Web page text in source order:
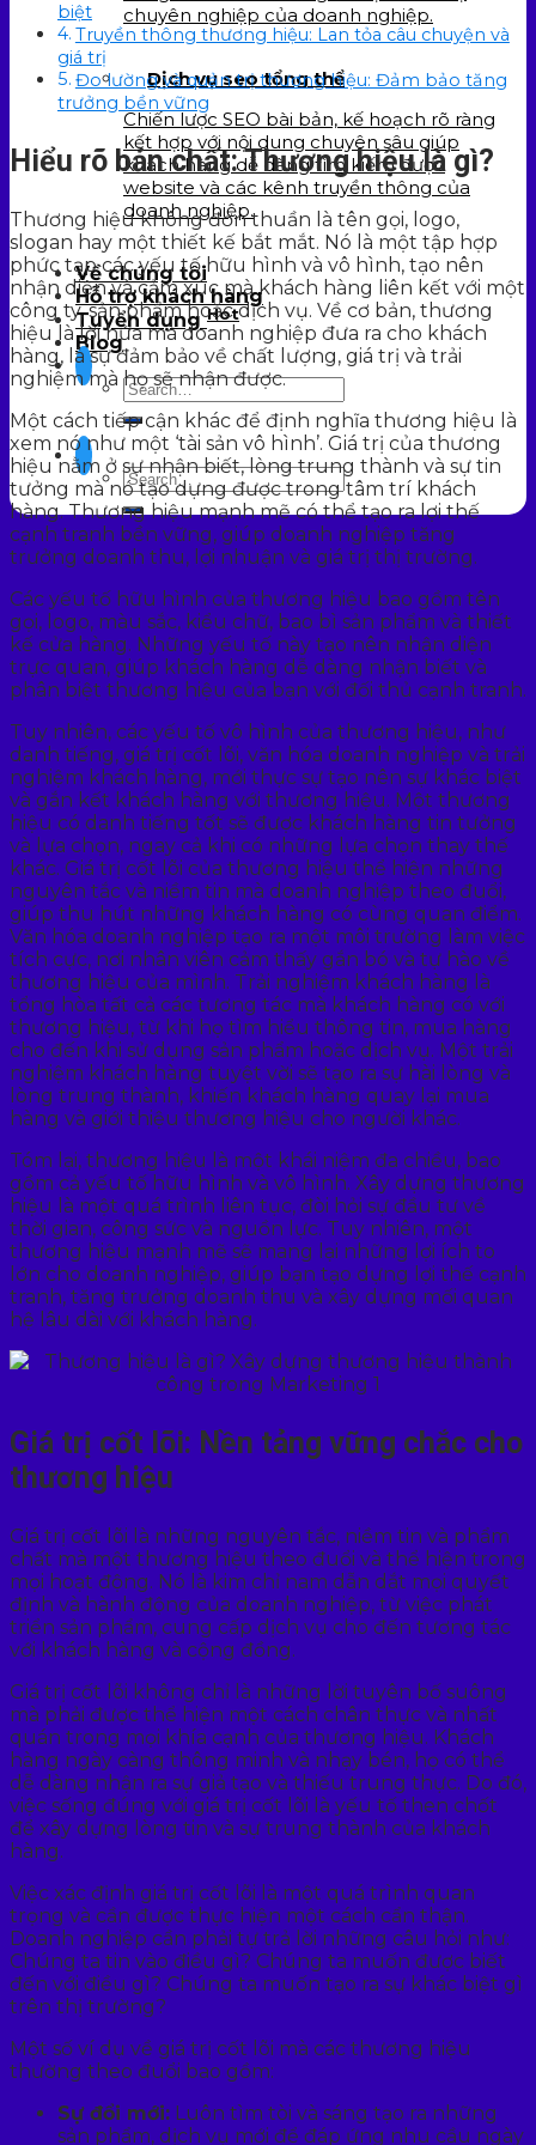
chuyên nghiệp của doanh nghiệp.
Dịch vụ seo tổng thể
Chiến lược SEO bài bản, kế hoạch rõ ràng
kết hợp với nội dung chuyên sâu giúp
khách hàng dễ dàng tìm kiếm được
website và các kênh truyền thông của
doanh nghiệp.
Về chúng tôi
Hỗ trợ khách hàng
Tuyển dụngHot
Blog
biệt
Truyền thông thương hiệu: Lan tỏa câu chuyện và
giá trị
Đo lường và quản trị thương hiệu: Đảm bảo tăng
trưởng bền vững
Hiểu rõ bản chất: Thương hiệu là gì?
Thương hiệu không đơn thuần là tên gọi, logo,
slogan hay một thiết kế bắt mắt. Nó là một tập hợp
phức tạp các yếu tố hữu hình và vô hình, tạo nên
nhận diện và cảm xúc mà khách hàng liên kết với một
công ty, sản phẩm hoặc dịch vụ. Về cơ bản, thương
hiệu là lời hứa mà doanh nghiệp đưa ra cho khách
hàng, là sự đảm bảo về chất lượng, giá trị và trải
nghiệm mà họ sẽ nhận được.
Một cách tiếp cận khác để định nghĩa thương hiệu là
xem nó như một ‘tài sản vô hình’. Giá trị của thương
hiệu nằm ở sự nhận biết, lòng trung thành và sự tin
tưởng mà nó tạo dựng được trong tâm trí khách
hàng. Thương hiệu mạnh mẽ có thể tạo ra lợi thế
cạnh tranh bền vững, giúp doanh nghiệp tăng
trưởng doanh thu, lợi nhuận và giá trị thị trường.
Các yếu tố hữu hình của thương hiệu bao gồm tên
gọi, logo, màu sắc, kiểu chữ, bao bì sản phẩm và thiết
kế cửa hàng. Những yếu tố này tạo nên nhận diện
trực quan, giúp khách hàng dễ dàng nhận biết và
phân biệt thương hiệu của bạn với đối thủ cạnh tranh.
Tuy nhiên, các yếu tố vô hình của thương hiệu, như
danh tiếng, giá trị cốt lõi, văn hóa doanh nghiệp và trải
nghiệm khách hàng, mới thực sự tạo nên sự khác biệt
và gắn kết khách hàng với thương hiệu. Một thương
hiệu có danh tiếng tốt sẽ được khách hàng tin tưởng
và lựa chọn, ngay cả khi có những lựa chọn thay thế
khác. Giá trị cốt lõi của thương hiệu thể hiện những
nguyên tắc và niềm tin mà doanh nghiệp theo đuổi,
giúp thu hút những khách hàng có cùng quan điểm.
Văn hóa doanh nghiệp tạo ra một môi trường làm việc
tích cực, nơi nhân viên cảm thấy gắn bó và tự hào về
thương hiệu của mình. Trải nghiệm khách hàng là
tổng hòa tất cả các tương tác mà khách hàng có với
thương hiệu, từ khi họ tìm hiểu thông tin, mua hàng
cho đến khi sử dụng sản phẩm hoặc dịch vụ. Một trải
nghiệm khách hàng tuyệt vời sẽ tạo ra sự hài lòng và
lòng trung thành, khiến khách hàng quay lại mua
hàng và giới thiệu thương hiệu cho người khác.
Tóm lại, thương hiệu là một khái niệm đa chiều, bao
gồm cả yếu tố hữu hình và vô hình. Xây dựng thương
hiệu là một quá trình liên tục, đòi hỏi sự đầu tư về
thời gian, công sức và nguồn lực. Tuy nhiên, một
thương hiệu mạnh mẽ sẽ mang lại những lợi ích to
lớn cho doanh nghiệp, giúp bạn tạo dựng lợi thế cạnh
tranh, tăng trưởng doanh thu và xây dựng mối quan
hệ lâu dài với khách hàng.
Giá trị cốt lõi: Nền tảng vững chắc cho
thương hiệu
Giá trị cốt lõi là những nguyên tắc, niềm tin và phẩm
chất mà một thương hiệu theo đuổi và thể hiện trong
mọi hoạt động. Nó là kim chỉ nam dẫn dắt mọi quyết
định và hành động của doanh nghiệp, từ việc phát
triển sản phẩm, cung cấp dịch vụ cho đến tương tác
với khách hàng và cộng đồng.
Giá trị cốt lõi không chỉ là những lời tuyên bố suông
mà phải được thể hiện một cách chân thực và nhất
quán trong mọi khía cạnh của thương hiệu. Khách
hàng ngày càng thông minh và nhạy bén, họ có thể
dễ dàng nhận ra sự giả tạo và thiếu trung thực. Do đó,
việc sống đúng với giá trị cốt lõi là yếu tố then chốt
để xây dựng lòng tin và sự trung thành của khách
hàng.
Việc xác định giá trị cốt lõi là một quá trình quan
trọng và cần được thực hiện một cách cẩn thận.
Doanh nghiệp cần phải tự trả lời những câu hỏi như:
Chúng ta tin vào điều gì? Chúng ta muốn được biết
đến với điều gì? Chúng ta muốn tạo ra sự khác biệt gì
trên thị trường?
Một số ví dụ về giá trị cốt lõi mà các thương hiệu
thường theo đuổi bao gồm:
Sự đổi mới: Luôn tìm tòi và sáng tạo ra những
sản phẩm, dịch vụ mới để đáp ứng nhu cầu ngày